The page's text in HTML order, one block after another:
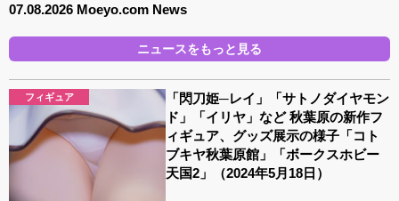
07.08.2026 Moeyo.com News
ニュースをもっと見る
フィギュア
「閃刀姫─レイ」「サトノダイヤモン
ド」「イリヤ」など 秋葉原の新作フ
ィギュア、グッズ展示の様子「コト
ブキヤ秋葉原館」「ボークスホビー
天国2」（2024年5月18日）